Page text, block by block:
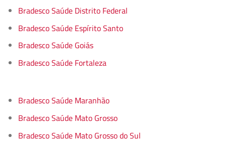
Bradesco Saúde Distrito Federal
Bradesco Saúde Espírito Santo
Bradesco Saúde Goiás
Bradesco Saúde Fortaleza
Bradesco Saúde Maranhão
Bradesco Saúde Mato Grosso
Bradesco Saúde Mato Grosso do Sul